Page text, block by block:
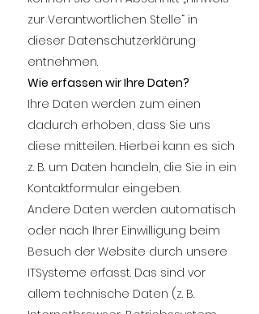
zur Verantwortlichen Stelle“ in
dieser Datenschutzerklärung
entnehmen.
Wie erfassen wir Ihre Daten?
Ihre Daten werden zum einen
dadurch erhoben, dass Sie uns
diese mitteilen. Hierbei kann es sich
z. B. um Daten handeln, die Sie in ein
Kontaktformular eingeben.
Andere Daten werden automatisch
oder nach Ihrer Einwilligung beim
Besuch der Website durch unsere
ITSysteme erfasst. Das sind vor
allem technische Daten (z. B.